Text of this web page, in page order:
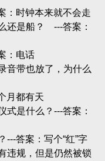
：时钟本来就不会走
还是船？ ---答案：
：电话
音带也放了，为什么
月都有天
式是什么？---答案：
---答案：写个“红”字
违规，但是仍然被锁